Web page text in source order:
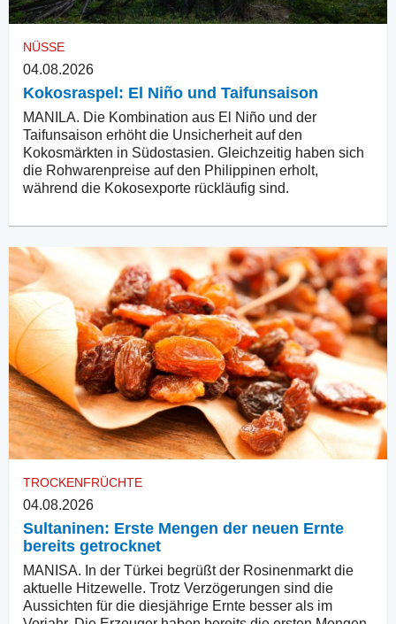
NÜSSE
04.08.2026
Kokosraspel: El Niño und Taifunsaison
MANILA. Die Kombination aus El Niño und der
Taifunsaison erhöht die Unsicherheit auf den
Kokosmärkten in Südostasien. Gleichzeitig haben sich
die Rohwarenpreise auf den Philippinen erholt,
während die Kokosexporte rückläufig sind.
TROCKENFRÜCHTE
04.08.2026
Sultaninen: Erste Mengen der neuen Ernte
bereits getrocknet
MANISA. In der Türkei begrüßt der Rosinenmarkt die
aktuelle Hitzewelle. Trotz Verzögerungen sind die
Aussichten für die diesjährige Ernte besser als im